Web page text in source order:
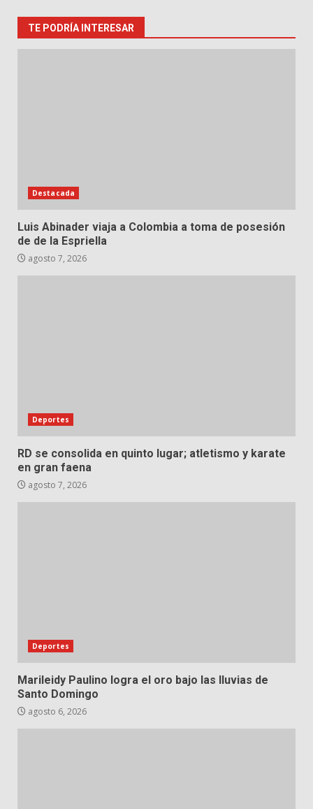
TE PODRÍA INTERESAR
Destacada
Luis Abinader viaja a Colombia a toma de posesión
de de la Espriella
agosto 7, 2026
Deportes
RD se consolida en quinto lugar; atletismo y karate
en gran faena
agosto 7, 2026
Deportes
Marileidy Paulino logra el oro bajo las lluvias de
Santo Domingo
agosto 6, 2026